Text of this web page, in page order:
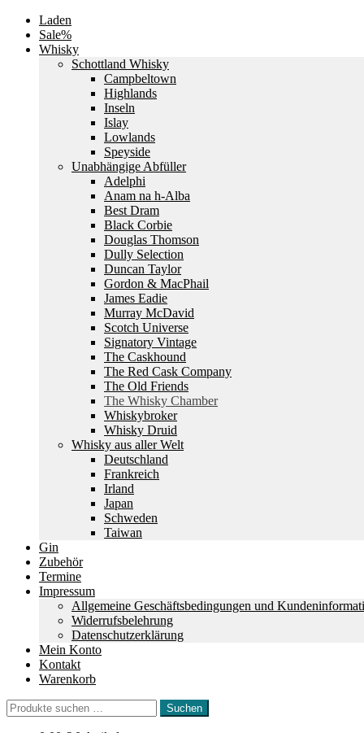
Laden
Sale%
Whisky
Schottland Whisky
Campbeltown
Highlands
Inseln
Islay
Lowlands
Speyside
Unabhängige Abfüller
Adelphi
Anam na h-Alba
Best Dram
Black Corbie
Douglas Thomson
Dully Selection
Duncan Taylor
Gordon & MacPhail
James Eadie
Murray McDavid
Scotch Universe
Signatory Vintage
The Caskhound
The Red Cask Company
The Old Friends
The Whisky Chamber
Whiskybroker
Whisky Druid
Whisky aus aller Welt
Deutschland
Frankreich
Irland
Japan
Schweden
Taiwan
Gin
Zubehör
Termine
Impressum
Allgemeine Geschäftsbedingungen und
Widerrufsbelehrung
Datenschutzerklärung
Mein Konto
Kontakt
Warenkorb
Suchen
nach:
Suchen